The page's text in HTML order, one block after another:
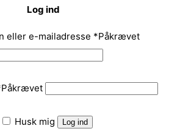
Log ind
eller e-mailadresse *Påkrævet
Påkrævet
Husk mig Log ind